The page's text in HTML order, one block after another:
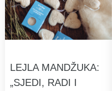
LEJLA MANDŽUKA:
„SJEDI, RADI I